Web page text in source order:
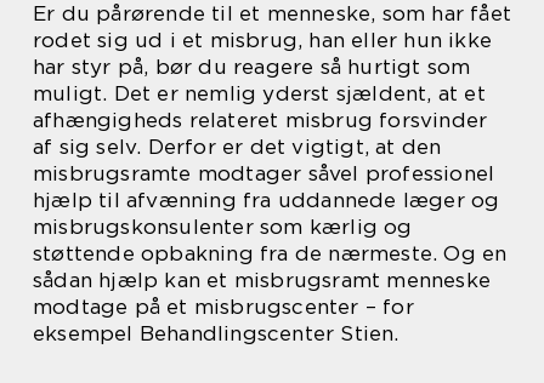
Er du pårørende til et menneske, som har fået
rodet sig ud i et misbrug, han eller hun ikke
har styr på, bør du reagere så hurtigt som
muligt. Det er nemlig yderst sjældent, at et
afhængigheds relateret misbrug forsvinder
af sig selv. Derfor er det vigtigt, at den
misbrugsramte modtager såvel professionel
hjælp til afvænning fra uddannede læger og
misbrugskonsulenter som kærlig og
støttende opbakning fra de nærmeste. Og en
sådan hjælp kan et misbrugsramt menneske
modtage på et misbrugscenter – for
eksempel Behandlingscenter Stien.